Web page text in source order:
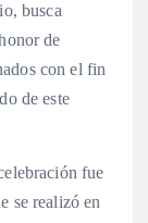
busca
de
con el fin
de este
fue
se realizó en